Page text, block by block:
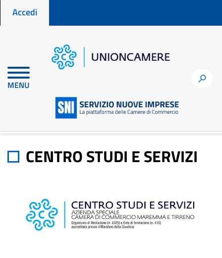
Menu profilo utente
Accedi
MENU
h
Home
CENTRO STUDI E SERVIZI
CENTRO STUDI E SERVIZI